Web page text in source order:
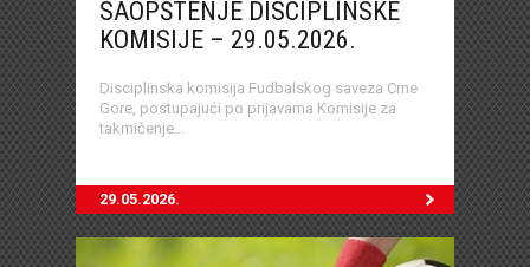
SAOPŠTENJE DISCIPLINSKE
KOMISIJE – 29.05.2026.
Disciplinska komisija Fudbalskog saveza Crne
Gore, postupajući po prijavama Komisije za
takmičenje...
29.05.2026.